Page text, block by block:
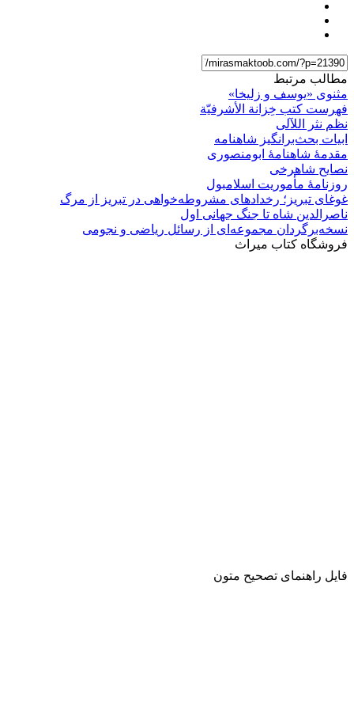
مطالب مرتبط
مثنوی «یوسف و زلیخا»
فهرست کتب خِزانة الأشرفیّة
نظم نثر اللآلی
ابیات بحث‌برانگیز شاهنامه
مقدمۀ شاهنامۀ ابومنصوری
نصایح شاهرخی
روزنامۀ مأموریت اسلامبول
غوغای تبریز؛ رخدادهای مشروطه‌خواهی در تبریز از مرگ
ناصرالدین شاه تا جنگ جهانی اول
نسخه‌برگردان مجموعه‌ای از رسائل ریاضی و نجومی
فروشگاه کتاب میراث
فایل راهنمای تصحیح متون